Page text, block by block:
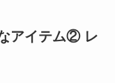
アイテム② レ